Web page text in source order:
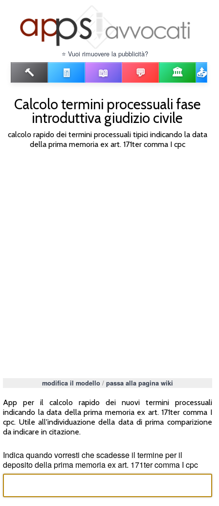
⭐ Vuoi rimuovere la pubblicità?
🔨 🧾 📖 💬 🏛️ 📤
Calcolo termini processuali fase
introduttiva giudizio civile
calcolo rapido dei termini processuali tipici indicando la data
della prima memoria ex art. 171ter comma I cpc
modifica il modello/ passa alla pagina wiki
App per il calcolo rapido dei nuovi termini processuali
indicando la data della prima memoria ex art. 171ter comma I
cpc. Utile all'individuazione della data di prima comparizione
da indicare in citazione.
Indica quando vorresti che scadesse il termine per il
deposito della prima memoria ex art. 171ter comma I cpc